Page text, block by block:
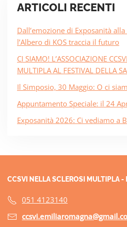
ARTICOLI RECENTI
Dall’emozione di Exposanità
l’Albero di KOS traccia il futuro
CI SIAMO! L’ASSOCIAZIONE
MULTIPLA AL FESTIVAL DELLA
Il Simposio, 30 Maggio: O ci
Appuntamento Speciale: il 24
Exposanità 2026: Ci vediamo a
CCSVI NELLA SCLEROSI MULTIPLA -
051 4123140